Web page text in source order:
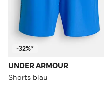
-32%*
UNDER ARMOUR
Shorts blau